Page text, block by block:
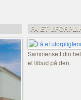
FÅ ET
Sammensett din
et tilbud på den.